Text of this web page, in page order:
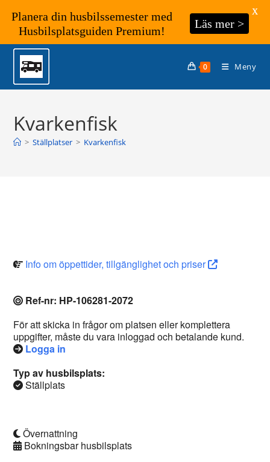
Hoppa
innehållet
0 Meny
Kvarkenfisk
> Ställplatser > Kvarkenfisk
Info om öppettider, tillgänglighet och priser
Ref-nr: HP-106281-2072
För att skicka in frågor om platsen eller komplettera
uppgifter, måste du vara inloggad och betalande kund.
Logga in
Typ av husbilsplats:
Ställplats
Övernattning
Bokningsbar husbilsplats
Planera din husbilssemester med
Husbilsplatsguiden Premium!
Läs mer >
X